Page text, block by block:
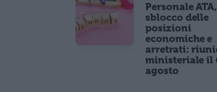
Personale ATA,
sblocco delle
posizioni
economiche e
arretrati:
ministeriale il
agosto